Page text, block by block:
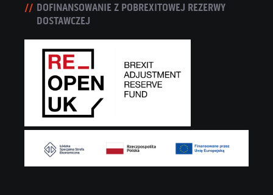
DOFINANSOWANIE Z POBREXITOWEJ REZERWY
DOSTAWCZEJ